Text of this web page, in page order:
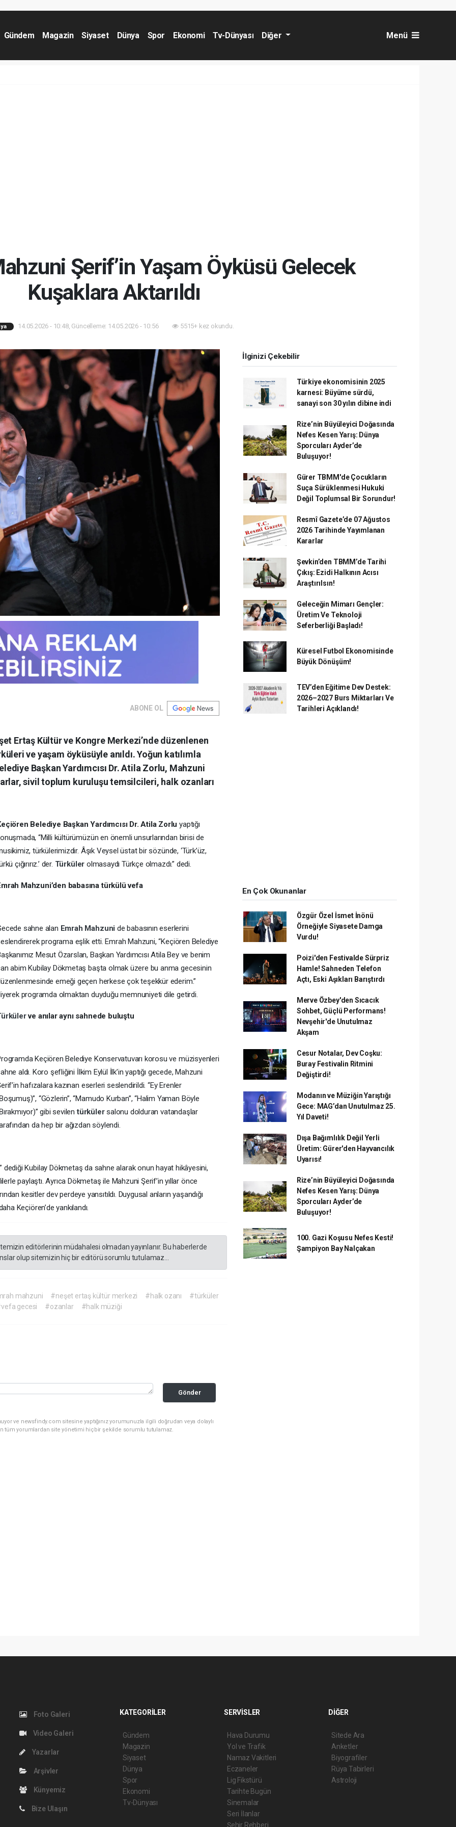
Gündem Magazin Siyaset Dünya Spor Ekonomi Tv-Dünyası Diğer Menü
Şerif’in Yaşam Öyküsü Gelecek
Kuşaklara Aktarıldı
14.05.2026 - 10:48, Güncelleme: 14.05.2026 - 10:56 5515+ kez okundu.
ABONE OL
Ertaş Kültür ve Kongre Merkezi’nde düzenlenen
ve yaşam öyküsüyle anıldı. Yoğun katılımla
Başkan Yardımcısı Dr. Atila Zorlu, Mahzuni
sivil toplum kuruluşu temsilcileri, halk ozanları
Belediye Başkan Yardımcısı Dr. Atila Zorlu yaptığı
“Milli kültürümüzün en önemli unsurlarından birisi de
türkülerimizdir. Âşık Veysel üstat bir sözünde, ‘Türk’üz,
çığırırız.’ der. Türküler olmasaydı Türkçe olmazdı.” dedi.
Mahzuni’den babasına türkülü vefa
sahne alan Emrah Mahzuni de babasının eserlerini
programa eşlik etti. Emrah Mahzuni, “Keçiören Belediye
Mesut Özarslan, Başkan Yardımcısı Atila Bey ve benim
abim Kubilay Dökmetaş başta olmak üzere bu anma gecesinin
emeği geçen herkese çok teşekkür ederim.”
programda olmaktan duyduğu memnuniyeti dile getirdi.
ve anılar aynı sahnede buluştu
Keçiören Belediye Konservatuvarı korosu ve müzisyenleri
aldı. Koro şefliğini İlkim Eylül İlk’in yaptığı gecede, Mahzuni
hafızalara kazınan eserleri seslendirildi. “Ey Erenler
“Gözlerin”, “Mamudo Kurban”, “Halim Yaman Böyle
gibi sevilentürkülersalonu dolduran vatandaşlar
da hep bir ağızdan söylendi.
dediği Kubilay Dökmetaş da sahne alarak onun hayat hikâyesini,
paylaştı. Ayrıca Dökmetaş ile Mahzuni Şerif’in yıllar önce
kesitler dev perdeye yansıtıldı. Duygusal anların yaşandığı
Keçiören’de yankılandı.
editörlerinin müdahalesi olmadan yayınlanır. Bu haberlerde
olup sitemizin hiç bir editörü sorumlu tutulamaz...
mahzuni #neşet ertaş kültür merkezi #halk ozanı
#türküler
gecesi #ozanlar #halk müziği
Gönder
ve newsfindy.com sitesine yaptığınız yorumunuzla ilgili doğrudan veya dolaylı
tüm yorumlardan site yönetimi hiçbir şekilde sorumlu tutulamaz.
İlginizi Çekebilir
Türkiye ekonomisinin 2025
karnesi: Büyüme sürdü,
sanayi son 30 yılın dibine indi
Rize’nin Büyüleyici Doğasında
Nefes Kesen Yarış: Dünya
Sporcuları Ayder’de
Buluşuyor!
Gürer TBMM'de Çocukların
Suça Sürüklenmesi Hukuki
Değil Toplumsal Bir Sorundur!
Resmî Gazete’de 07 Ağustos
2026 Tarihinde Yayımlanan
Kararlar
Şevkin’den TBMM’de Tarihi
Çıkış: Ezidi Halkının Acısı
Araştırılsın!
Geleceğin Mimarı Gençler:
Üretim Ve Teknoloji
Seferberliği Başladı!
Küresel Futbol Ekonomisinde
Büyük Dönüşüm!
TEV’den Eğitime Dev Destek:
2026–2027 Burs Miktarları Ve
Tarihleri Açıklandı!
En Çok Okunanlar
Özgür Özel İsmet İnönü
Örneğiyle Siyasete Damga
Vurdu!
Poizi'den Festivalde Sürpriz
Hamle! Sahneden Telefon
Açtı, Eski Aşıkları Barıştırdı
Merve Özbey'den Sıcacık
Sohbet, Güçlü Performans!
Nevşehir'de Unutulmaz
Akşam
Cesur Notalar, Dev Coşku:
Buray Festivalin Ritmini
Değiştirdi!
Modanın ve Müziğin Yarıştığı
Gece: MAG’dan Unutulmaz 25.
Yıl Daveti!
Dışa Bağımlılık Değil Yerli
Üretim: Gürer'den Hayvancılık
Uyarısı!
Rize’nin Büyüleyici Doğasında
Nefes Kesen Yarış: Dünya
Sporcuları Ayder’de
Buluşuyor!
100. Gazi Koşusu Nefes Kesti!
Şampiyon Bay Nalçakan
Foto Galeri
Video Galeri
Yazarlar
Arşivler
Künyemiz
Bize Ulaşın
KATEGORİLER
Gündem
Magazin
Siyaset
Dünya
Spor
Ekonomi
Tv-Dünyası
SERVİSLER
Hava Durumu
Yol ve Trafik
Namaz Vakitleri
Eczaneler
Lig Fikstürü
Tarihte Bugün
Sinemalar
Seri İlanlar
Şehir Rehberi
DİĞER
Sitede Ara
Anketler
Biyografiler
Rüya Tabirleri
Astroloji